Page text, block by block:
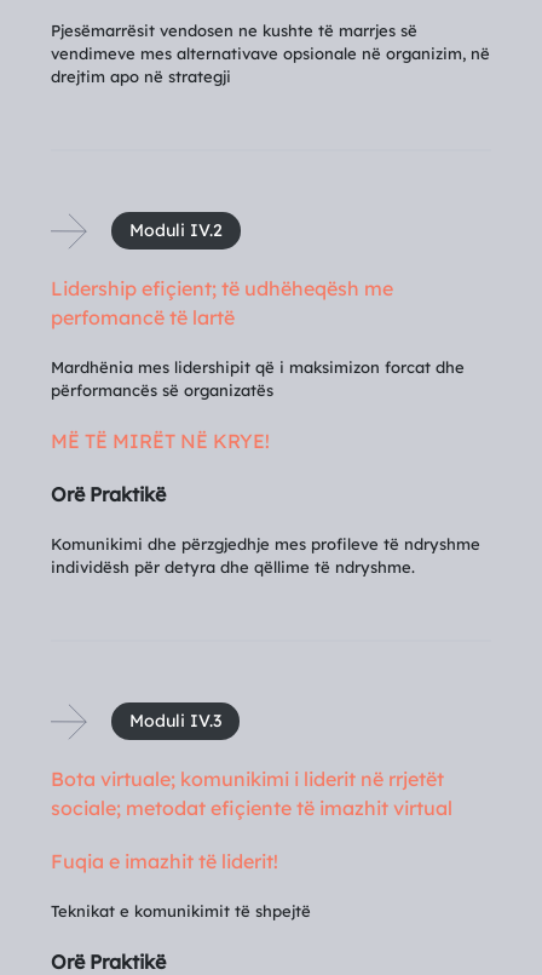
Pjesëmarrësit vendosen ne kushte të marrjes së
vendimeve mes alternativave opsionale në organizim, në
drejtim apo në strategji
Moduli IV.2
Lidership efiçient; të udhëheqësh me
perfomancë të lartë
Mardhënia mes lidershipit që i maksimizon forcat dhe
përformancës së organizatës
MË TË MIRËT NË KRYE!
Orë Praktikë
Komunikimi dhe përzgjedhje mes profileve të ndryshme
individësh për detyra dhe qëllime të ndryshme.
Moduli IV.3
Bota virtuale; komunikimi i liderit në rrjetët
sociale; metodat efiçiente të imazhit virtual
Fuqia e imazhit të liderit!
Teknikat e komunikimit të shpejtë
Orë Praktikë